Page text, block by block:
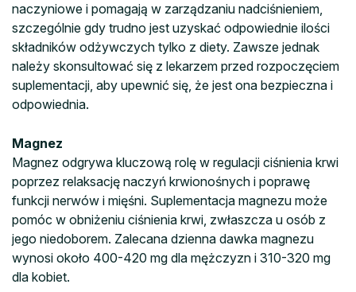
naczyniowe i pomagają w zarządzaniu nadciśnieniem,
szczególnie gdy trudno jest uzyskać odpowiednie ilości
składników odżywczych tylko z diety. Zawsze jednak
należy skonsultować się z lekarzem przed rozpoczęciem
suplementacji, aby upewnić się, że jest ona bezpieczna i
odpowiednia.
Magnez
Magnez odgrywa kluczową rolę w regulacji ciśnienia krwi
poprzez relaksację naczyń krwionośnych i poprawę
funkcji nerwów i mięśni. Suplementacja magnezu może
pomóc w obniżeniu ciśnienia krwi, zwłaszcza u osób z
jego niedoborem. Zalecana dzienna dawka magnezu
wynosi około 400-420 mg dla mężczyzn i 310-320 mg
dla kobiet.